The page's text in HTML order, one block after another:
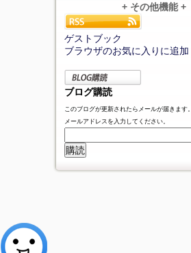
+ その他機能 +
ゲストブック
ブラウザのお気に入りに追加
ブログ購読
このブログが更新されたらメールが届きます。
メールアドレスを入力してください。